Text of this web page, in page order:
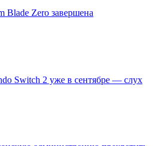
Blade Zero завершена
Switch 2 уже в сентябре — слух